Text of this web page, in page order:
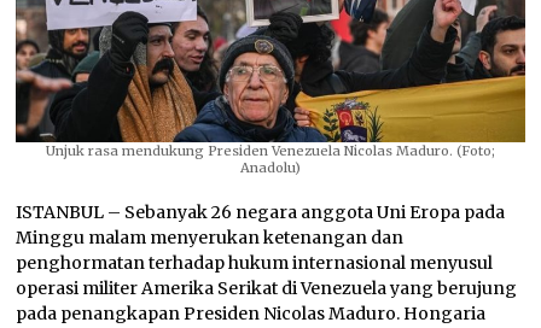
Unjuk rasa mendukung Presiden Venezuela Nicolas Maduro. (Foto;
Anadolu)
ISTANBUL – Sebanyak 26 negara anggota Uni Eropa pada
Minggu malam menyerukan ketenangan dan
penghormatan terhadap hukum internasional menyusul
operasi militer Amerika Serikat di Venezuela yang berujung
pada penangkapan Presiden Nicolas Maduro. Hongaria